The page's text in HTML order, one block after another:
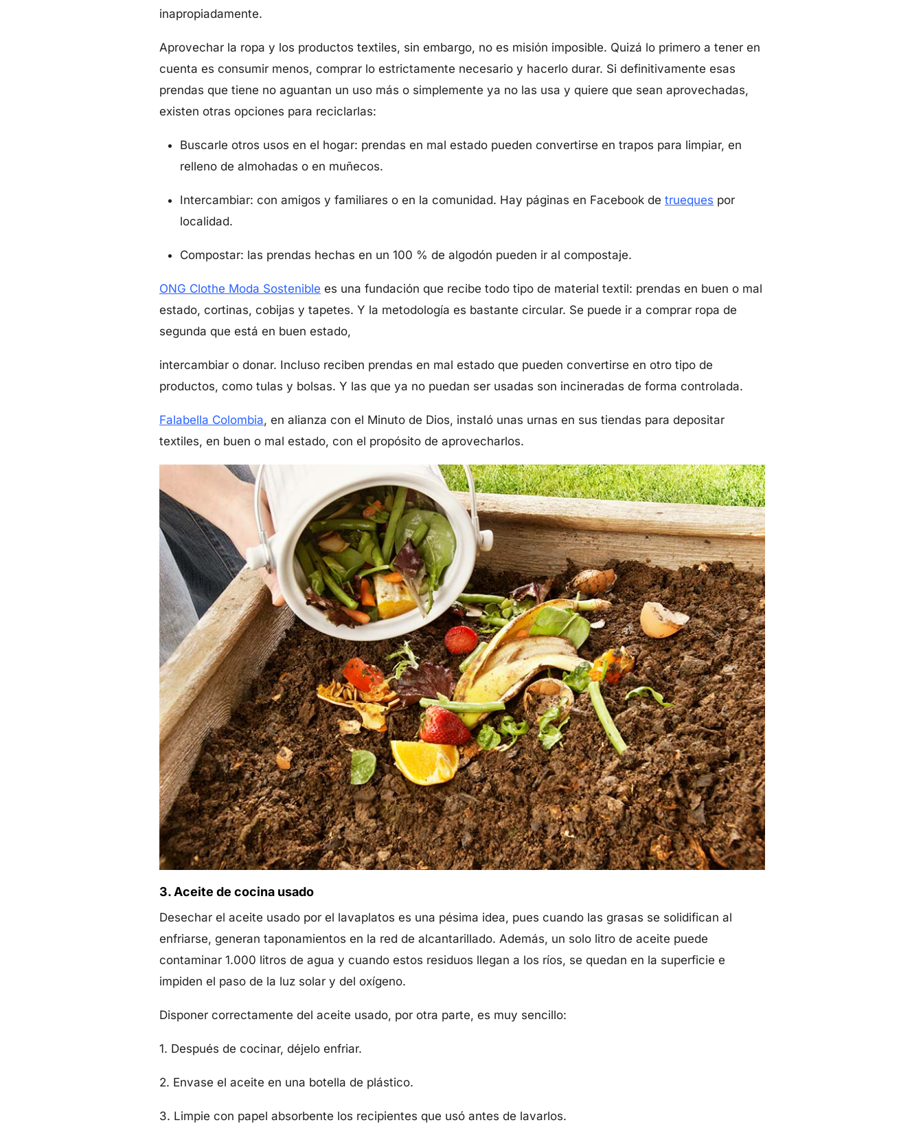
inapropiadamente.
Aprovechar la ropa y los productos textiles, sin embargo, no es misión imposible. Quizá lo primero a tener en
cuenta es consumir menos, comprar lo estrictamente necesario y hacerlo durar. Si definitivamente esas
prendas que tiene no aguantan un uso más o simplemente ya no las usa y quiere que sean aprovechadas,
existen otras opciones para reciclarlas:
Buscarle otros usos en el hogar: prendas en mal estado pueden convertirse en trapos para limpiar, en
relleno de almohadas o en muñecos.
Intercambiar: con amigos y familiares o en la comunidad. Hay páginas en Facebook de trueques por
localidad.
Compostar: las prendas hechas en un 100 % de algodón pueden ir al compostaje.
ONG Clothe Moda Sostenible es una fundación que recibe todo tipo de material textil: prendas en buen o mal
estado, cortinas, cobijas y tapetes. Y la metodología es bastante circular. Se puede ir a comprar ropa de
segunda que está en buen estado,
intercambiar o donar. Incluso reciben prendas en mal estado que pueden convertirse en otro tipo de
productos, como tulas y bolsas. Y las que ya no puedan ser usadas son incineradas de forma controlada.
Falabella Colombia, en alianza con el Minuto de Dios, instaló unas urnas en sus tiendas para depositar
textiles, en buen o mal estado, con el propósito de aprovecharlos.
3. Aceite de cocina usado
Desechar el aceite usado por el lavaplatos es una pésima idea, pues cuando las grasas se solidifican al
enfriarse, generan taponamientos en la red de alcantarillado. Además, un solo litro de aceite puede
contaminar 1.000 litros de agua y cuando estos residuos llegan a los ríos, se quedan en la superficie e
impiden el paso de la luz solar y del oxígeno.
Disponer correctamente del aceite usado, por otra parte, es muy sencillo:
1. Después de cocinar, déjelo enfriar.
2. Envase el aceite en una botella de plástico.
3. Limpie con papel absorbente los recipientes que usó antes de lavarlos.